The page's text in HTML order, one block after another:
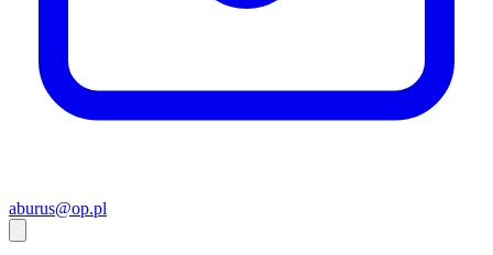
aburus@op.pl